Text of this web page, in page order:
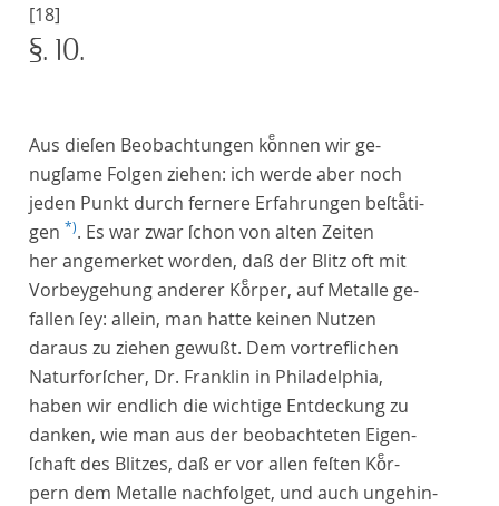
[18]
§. 10.
Aus dieſen Beobachtungen koͤnnen wir ge-
nugſame Folgen ziehen: ich werde aber noch
jeden Punkt durch fernere Erfahrungen beſtaͤti-
gen *). Es war zwar ſchon von alten Zeiten
her angemerket worden, daß der Blitz oft mit
Vorbeygehung anderer Koͤrper, auf Metalle ge-
fallen ſey: allein, man hatte keinen Nutzen
daraus zu ziehen gewußt. Dem vortreflichen
Naturforſcher, Dr. Franklin in Philadelphia,
haben wir endlich die wichtige Entdeckung zu
danken, wie man aus der beobachteten Eigen-
ſchaft des Blitzes, daß er vor allen feſten Koͤr-
pern dem Metalle nachfolget, und auch ungehin-